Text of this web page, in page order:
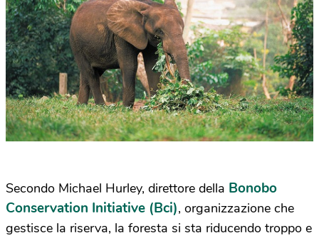
Secondo Michael Hurley, direttore della Bonobo
Conservation Initiative (Bci), organizzazione che
gestisce la riserva, la foresta si sta riducendo troppo e